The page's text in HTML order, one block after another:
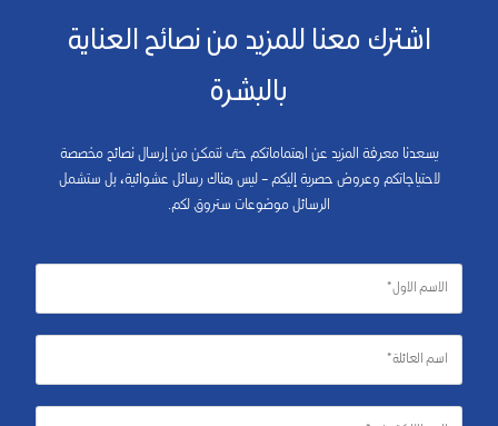
اشترك معنا للمزيد من نصائح العناية
بالبشرة
يسعدنا معرفة المزيد عن اهتماماتكم حتى نتمكن من إرسال نصائح مخصصة
لاحتياجاتكم وعروض حصرية إليكم – ليس هناك رسائل عشوائية، بل ستشمل
الرسائل موضوعات ستروق لكم.